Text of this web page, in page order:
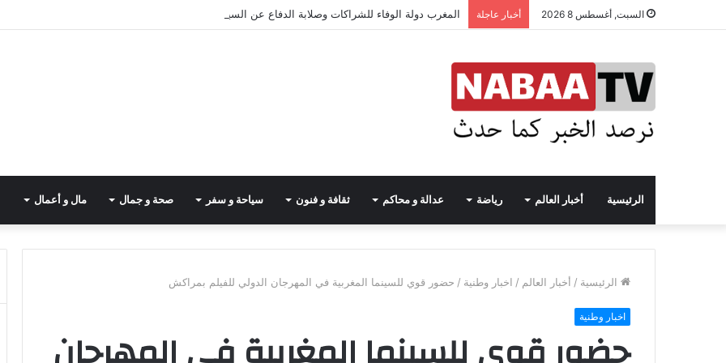
السبت, أغسطس 8 2026 أخبار عاجلة المغرب دولة الوفاء للشراكات وصلابة الدفاع عن السيادة
الرئيسية أخبار العالم رياضة عدالة و محاكم ثقافة و فنون سياحة و سفر صحة و جمال مال و أعمال
الرئيسية / أخبار العالم / اخبار وطنية / حضور قوي للسينما المغربية في المهرجان الدولي للفيلم بمراكش
اخبار وطنية